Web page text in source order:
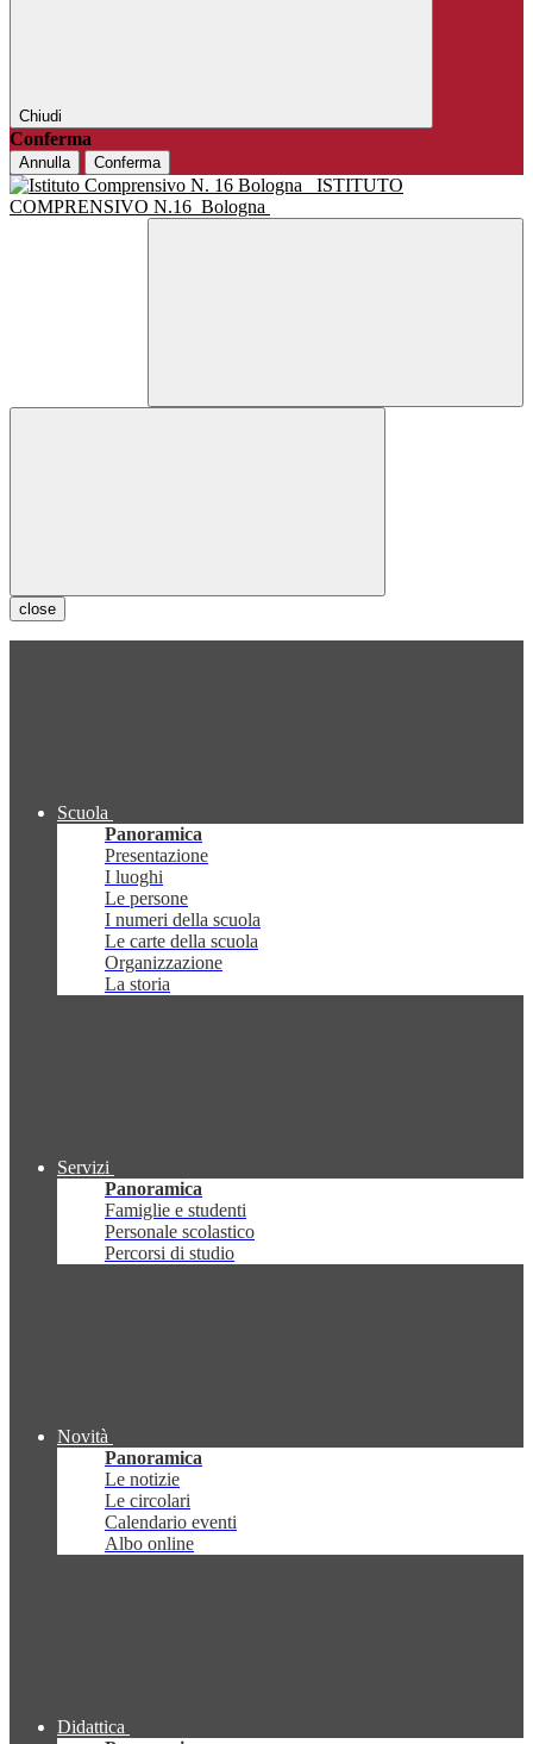
Chiudi
Conferma
Annulla Conferma
ISTITUTO
COMPRENSIVO N.16 Bologna
close
Scuola
Panoramica
Presentazione
I luoghi
Le persone
I numeri della scuola
Le carte della scuola
Organizzazione
La storia
Servizi
Panoramica
Famiglie e studenti
Personale scolastico
Percorsi di studio
Novità
Panoramica
Le notizie
Le circolari
Calendario eventi
Albo online
Didattica